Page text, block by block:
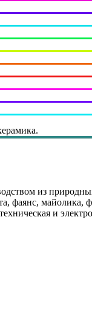
из
фаянс, майолика,
и